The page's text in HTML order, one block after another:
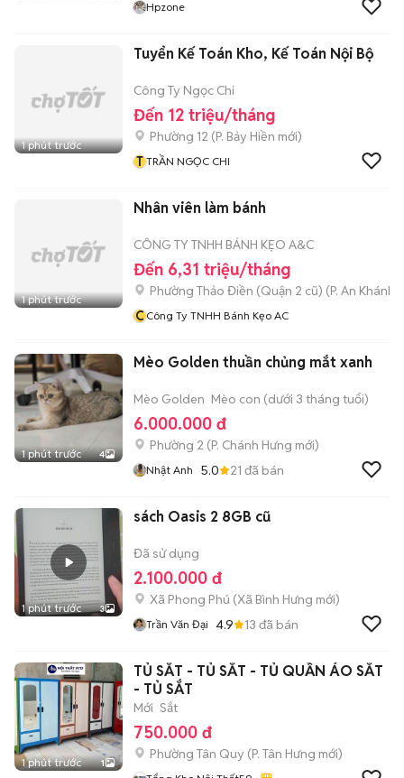
Hpzone
1 phút trước
Tuyển Kế Toán Kho, Kế Toán Nội Bộ
Công Ty Ngọc Chi
Đến 12 triệu/tháng
Phường 12 (P. Bảy Hiền mới)
T TRẦN NGỌC CHI
1 phút trước
Nhân viên làm bánh
CÔNG TY TNHH BÁNH KẸO A&C
Đến 6,31 triệu/tháng
Phường Thảo Điền (Quận 2 cũ) (P. An Khánh
CCông Ty TNHH Bánh Kẹo AC
1 phút trước 4
Mèo Golden thuần chủng mắt xanh
Mèo Golden Mèo con (dưới 3 tháng tuổi)
6.000.000 đ
Phường 2 (P. Chánh Hưng mới)
Nhật Anh 5.0 21 đã bán
1 phút trước 3
sách Oasis 2 8GB cũ
Đã sử dụng
2.100.000 đ
Xã Phong Phú (Xã Bình Hưng mới)
Trần Văn Đại 4.9 13 đã bán
1 phút trước 1
TỦ SẮT - TỦ SẮT - TỦ QUẦN ÁO SẮT
- TỦ SẮT
Mới Sắt
750.000 đ
Phường Tân Quy (P. Tân Hưng mới)